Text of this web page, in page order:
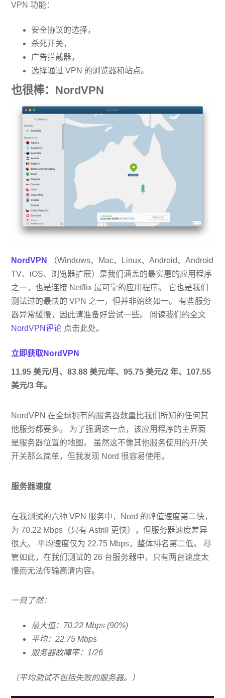
VPN 功能：
安全协议的选择，
杀死开关，
广告拦截器，
选择通过 VPN 的浏览器和站点。
也很棒：NordVPN
NordVPN
（Windows、Mac、Linux、Android、Android
TV、iOS、浏览器扩展）是我们涵盖的最实惠的应用程序
之一，也是连接 Netflix 最可靠的应用程序。 它也是我们
测试过的最快的 VPN 之一，但并非始终如一。 有些服务
器异常缓慢，因此请准备好尝试一些。 阅读我们的全文
NordVPN评论 点击此处。
立即获取NordVPN
11.95 美元/月、83.88 美元/年、95.75 美元/2 年、107.55
美元/3 年。
NordVPN 在全球拥有的服务器数量比我们所知的任何其
他服务都要多。 为了强调这一点，该应用程序的主界面
是服务器位置的地图。 虽然这不像其他服务使用的开/关
开关那么简单，但我发现 Nord 很容易使用。
服务器速度
在我测试的六种 VPN 服务中，Nord 的峰值速度第二快，
为 70.22 Mbps（只有 Astrill 更快），但服务器速度差异
很大。 平均速度仅为 22.75 Mbps，整体排名第二低。 尽
管如此，在我们测试的 26 台服务器中，只有两台速度太
慢而无法传输高清内容。
一目了然：
最大值：70.22 Mbps (90%)
平均：22.75 Mbps
服务器故障率：1/26
（平均测试不包括失败的服务器。）